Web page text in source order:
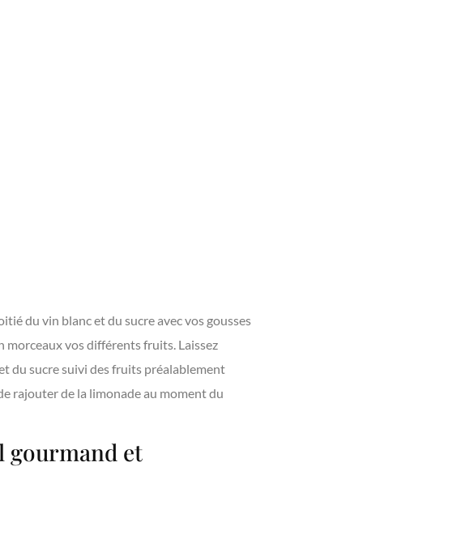
du vin blanc et du sucre avec vos gousses
morceaux vos différents fruits. Laissez
du sucre suivi des fruits préalablement
rajouter de la limonade au moment du
gourmand et